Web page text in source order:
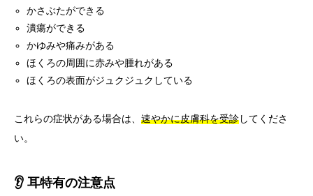
かさぶたができる
潰瘍ができる
かゆみや痛みがある
ほくろの周囲に赤みや腫れがある
ほくろの表面がジュクジュクしている
これらの症状がある場合は、 速やかに皮膚科を受診してくださ
い。
👂 耳特有の注意点